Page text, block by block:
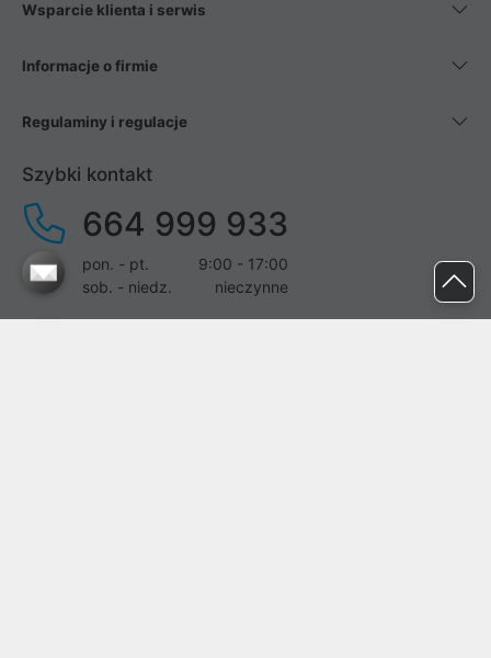
Wsparcie klienta i serwis
Informacje o firmie
Regulaminy i regulacje
Szybki kontakt
664 999 933
pon. - pt.
9:00 - 17:00
sob. - niedz.
nieczynne